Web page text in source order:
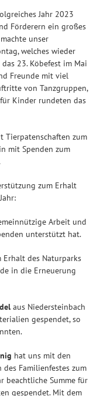
Jahr 2023
Förderern ein großes
unser
welches wieder
23. Köbefest im Mai
Freunde mit viel
von Tanzgruppen,
Kinder rundeten das
Tierpatenschaften zum
mit Spenden zum
zum Erhalt
Arbeit und
unterstützt hat.
Erhalt des Naturparks
in die Erneuerung
aus Niedersteinbach
gespendet, so
hat uns mit den
des Familienfestes zum
beachtliche Summe für
gespendet. Mit dem